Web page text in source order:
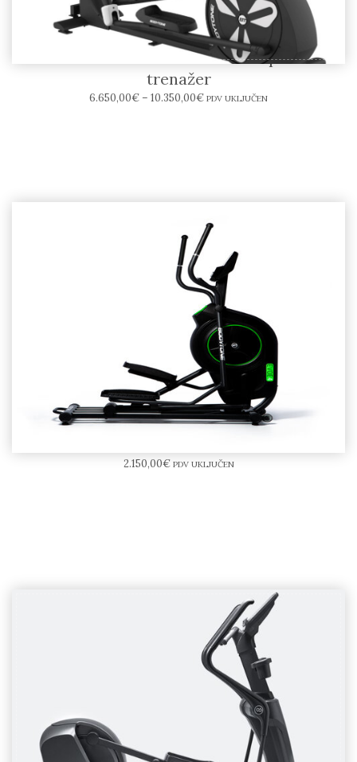
BODYTONE EVO E-SERIES Eliptični
trenažer
6.650,00€ – 10.350,00€ PDV UKLJUČEN
2.150,00€ PDV UKLJUČEN